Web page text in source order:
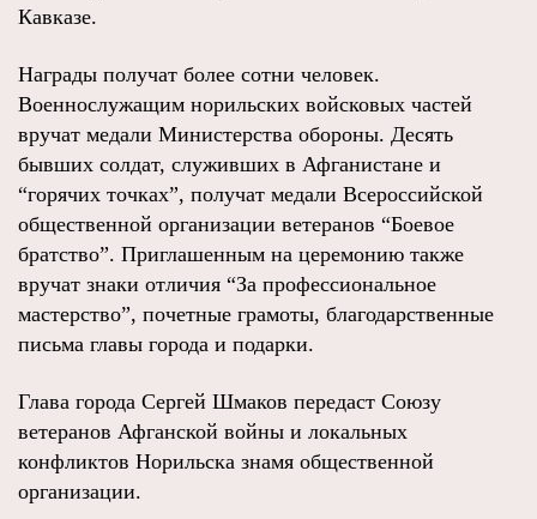
Кавказе.
Награды получат более сотни человек.
Военнослужащим норильских войсковых частей
вручат медали Министерства обороны. Десять
бывших солдат, служивших в Афганистане и
“горячих точках”, получат медали Всероссийской
общественной организации ветеранов “Боевое
братство”. Приглашенным на церемонию также
вручат знаки отличия “За профессиональное
мастерство”, почетные грамоты, благодарственные
письма главы города и подарки.
Глава города Сергей Шмаков передаст Союзу
ветеранов Афганской войны и локальных
конфликтов Норильска знамя общественной
организации.